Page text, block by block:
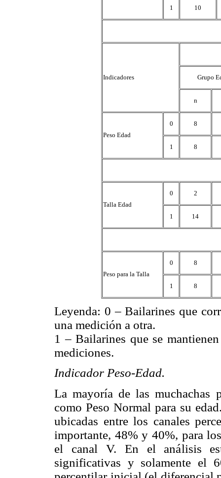
1 10
Indicadores Grupo
n
Peso Edad
0 8
1 8
Talla Edad
0 2
1 14
Peso para la Talla
0 8
1 8
Leyenda: 0 – Bailarines que
una medición a otra.
1 – Bailarines que se
mediciones.
Indicador Peso-Edad.
La mayoría de las muchachas
como Peso Normal para su
ubicadas entre los canales
importante, 48% y 40%, para
el canal V. En el análisis
significativas y solamente el